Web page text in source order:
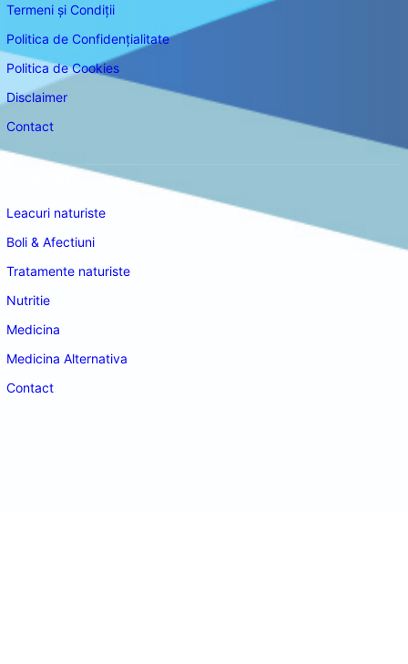
Termeni și Condiții
Politica de Confidențialitate
Politica de Cookies
Disclaimer
Contact
Leacuri naturiste
Boli & Afectiuni
Tratamente naturiste
Nutritie
Medicina
Medicina Alternativa
Contact